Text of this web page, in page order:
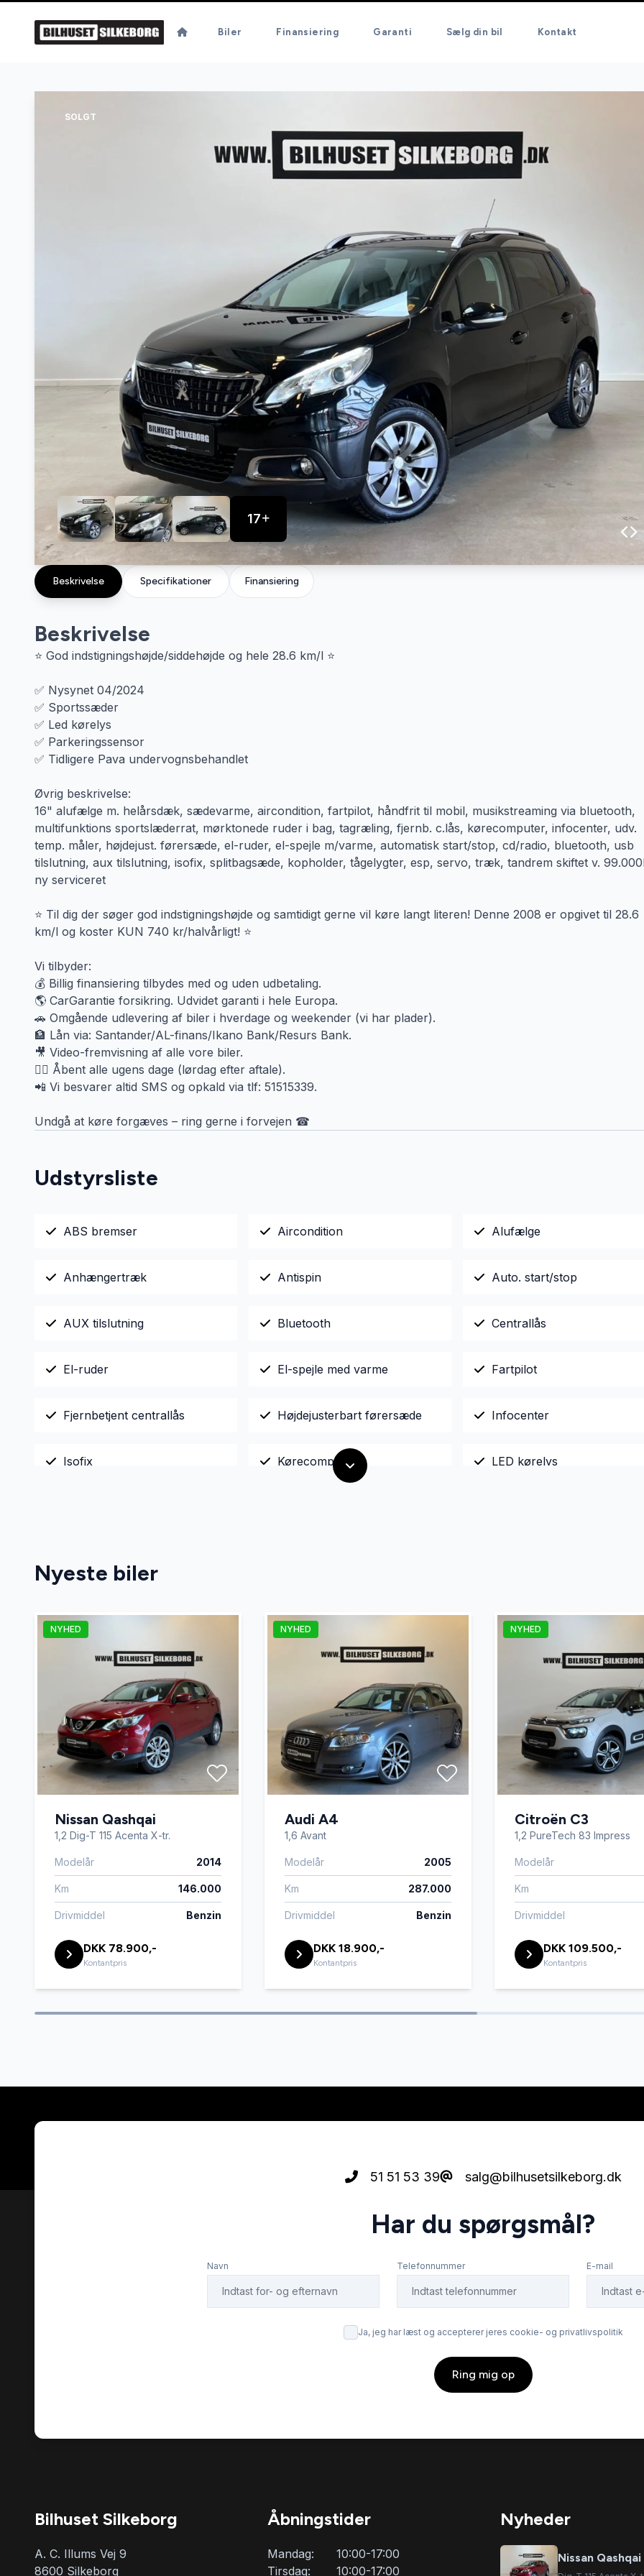
Biler Finansiering Garanti Sælg din bil Kontakt
SOLGT
17
Specifikationer
Beskrivelse Finansiering
Beskrivelse
⭐ God indstigningshøjde/siddehøjde og hele 28.6 km/l ⭐
✅ Nysynet 04/2024
✅ Sportssæder
✅ Led kørelys
✅ Parkeringssensor
✅ Tidligere Pava undervognsbehandlet
Øvrig beskrivelse:
16" alufælge m. helårsdæk, sædevarme, aircondition, fartpilot, håndfrit til mobil, musikstreaming via bluetooth,
multifunktions sportslæderrat, mørktonede ruder i bag, tagræling, fjernb. c.lås, kørecomputer, infocenter, udv.
temp. måler, højdejust. førersæde, el-ruder, el-spejle m/varme, automatisk start/stop, cd/radio, bluetooth, usb
tilslutning, aux tilslutning, isofix, splitbagsæde, kopholder, tågelygter, esp, servo, træk, tandrem skiftet v.
ny serviceret
⭐ Til dig der søger god indstigningshøjde og samtidigt gerne vil køre langt literen! Denne 2008 er opgivet til 28.6
km/l og koster KUN 740 kr/halvårligt! ⭐
Vi tilbyder:
💰 Billig finansiering tilbydes med og uden udbetaling.
🌎 CarGarantie forsikring. Udvidet garanti i hele Europa.
🚗 Omgående udlevering af biler i hverdage og weekender (vi har plader).
🏦 Lån via: Santander/AL-finans/Ikano Bank/Resurs Bank.
🎥 Video-fremvisning af alle vore biler.
🙋‍♂️ Åbent alle ugens dage (lørdag efter aftale).
📲 Vi besvarer altid SMS og opkald via tlf: 51515339.
Undgå at køre forgæves – ring gerne i forvejen ☎
Udstyrsliste
ABS bremser Aircondition Alufælge
Anhængertræk Antispin Auto. start/stop
AUX tilslutning Bluetooth Centrallås
El-ruder El-spejle med varme Fartpilot
Fjernbetjent centrallås Højdejusterbart førersæde Infocenter
Isofix Kørecomputer LED kørelys
USB tilslutning
Nyeste biler
NYHED
Nissan Qashqai
1,2 Dig-T 115 Acenta X-tr.
Modelår 2014
Km 146.000
Drivmiddel Benzin
DKK 78.900,-
Kontantpris
NYHED
Audi A4
1,6 Avant
Modelår 2005
Km 287.000
Drivmiddel Benzin
DKK 18.900,-
Kontantpris
NYHED
Citroën C3
1,2 PureTech 83 Impress
Modelår
Km
Drivmiddel
DKK 109.500,-
Kontantpris
51 51 53 39 salg@bilhusetsilkeborg.dk
Har du spørgsmål?
Navn Telefonnummer E-mail
Ja, jeg har læst og accepterer jeres cookie- og privatlivspolitik
Ring mig op
Bilhuset Silkeborg
A. C. Illums Vej 9
8600 Silkeborg
Åbningstider
Mandag:
10:00-17:00
Tirsdag:
10:00-17:00
Nyheder
Nissan Qashqai